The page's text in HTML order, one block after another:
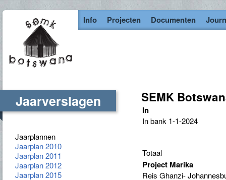
Info Projecten Documenten
Jaarverslagen
Jaarplannen
Jaarplan 2010
Jaarplan 2011
Jaarplan 2012
Jaarplan 2015
SEMK
In
In bank 1-1-2024
Totaal
Project Marika
Reis Ghanzi-